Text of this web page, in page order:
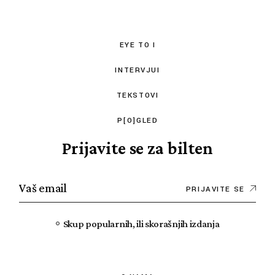
EYE TO I
INTERVJUI
TEKSTOVI
P[O]GLED
Prijavite se za bilten
PRIJAVITE SE
Skup popularnih, ili skorašnjih izdanja